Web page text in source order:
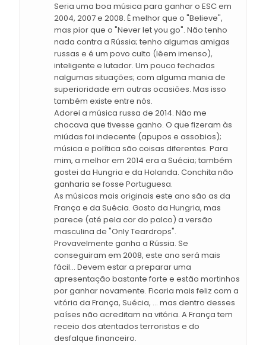
Seria uma boa música para ganhar o ESC em
2004, 2007 e 2008. É melhor que o "Believe",
mas pior que o "Never let you go". Não tenho
nada contra a Rússia; tenho algumas amigas
russas e é um povo culto (lêem imenso),
inteligente e lutador. Um pouco fechadas
nalgumas situações; com alguma mania de
superioridade em outras ocasiões. Mas isso
também existe entre nós.
Adorei a música russa de 2014. Não me
chocava que tivesse ganho. O que fizeram às
miúdas foi indecente (apupos e assobios);
música e política são coisas diferentes. Para
mim, a melhor em 2014 era a Suécia; também
gostei da Hungria e da Holanda. Conchita não
ganharia se fosse Portuguesa.
As músicas mais originais este ano são as da
França e da Suécia. Gosto da Hungria, mas
parece (até pela cor do palco) a versão
masculina de "Only Teardrops".
Provavelmente ganha a Rússia. Se
conseguiram em 2008, este ano será mais
fácil... Devem estar a preparar uma
apresentação bastante forte e estão mortinhos
por ganhar novamente. Ficaria mais feliz com a
vitória da França, Suécia, ... mas dentro desses
países não acreditam na vitória. A França tem
receio dos atentados terroristas e do
desfalque financeiro.